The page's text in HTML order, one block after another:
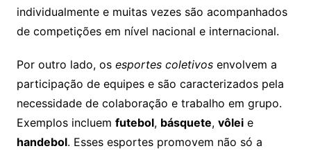
individualmente e muitas vezes são acompanhados
de competições em nível nacional e internacional.
Por outro lado, os esportes coletivosenvolvem a
participação de equipes e são caracterizados pela
necessidade de colaboração e trabalho em grupo.
Exemplos incluem futebol, básquete, vôleie
handebol. Esses esportes promovem não só a